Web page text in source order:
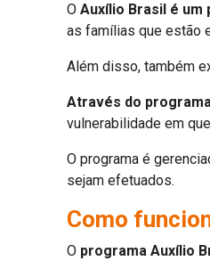
O Auxílio Brasil é
as famílias que estão
Além disso, também
Através do
vulnerabilidade em
O programa é
sejam efetuados.
Como
O programa Auxílio